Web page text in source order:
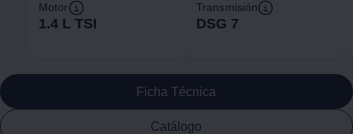
Motor
1.4 L TSI
Transmisión
DSG 7
Ficha Técnica
Catálogo